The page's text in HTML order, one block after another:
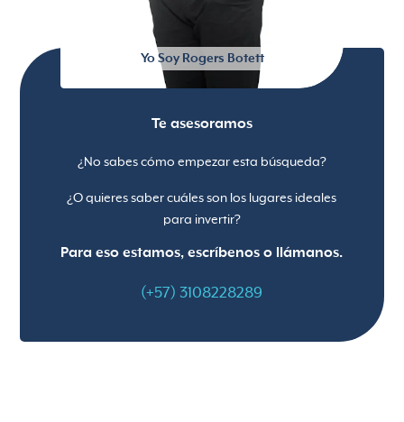
Yo Soy Rogers Botett
Te asesoramos
¿No sabes cómo empezar esta búsqueda?
¿O quieres saber cuáles son los lugares ideales
para invertir?
Para eso estamos, escríbenos o llámanos.
(+57) 3108228289